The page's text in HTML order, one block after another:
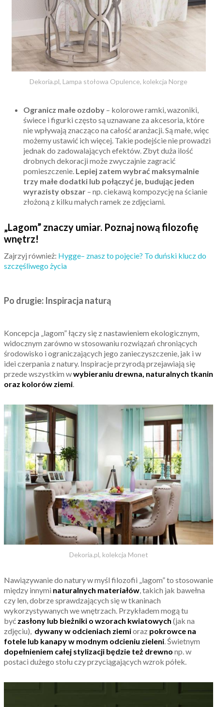
Dekoria.pl, Lampa stołowa Opulence, kolekcja Norge
Ogranicz małe ozdoby – kolorowe ramki, wazoniki,
świece i figurki często są uznawane za akcesoria, które
nie wpływają znacząco na całość aranżacji. Są małe, więc
możemy ustawić ich więcej. Takie podejście nie prowadzi
jednak do zadowalających efektów. Zbyt duża ilość
drobnych dekoracji może zwyczajnie zagracić
pomieszczenie. Lepiej zatem wybrać maksymalnie
trzy małe dodatki lub połączyć je, budując jeden
wyrazisty obszar – np. ciekawą kompozycję na ścianie
złożoną z kilku małych ramek ze zdjęciami.
„Lagom” znaczy umiar. Poznaj nową filozofię
wnętrz!
Zajrzyj również: Hygge– znasz to pojęcie? To duński klucz do
szczęśliwego życia
Po drugie: Inspiracja naturą
Koncepcja „lagom” łączy się z nastawieniem ekologicznym,
widocznym zarówno w stosowaniu rozwiązań chroniących
środowisko i ograniczających jego zanieczyszczenie, jak i w
idei czerpania z natury. Inspiracje przyrodą przejawiają się
przede wszystkim wwybieraniu drewna, naturalnych tkanin
oraz kolorów ziemi.
Dekoria.pl, kolekcja Monet
Nawiązywanie do natury w myśl filozofii „lagom” to stosowanie
między innymi naturalnych materiałów, takich jak bawełna
czy len, dobrze sprawdzających się w tkaninach
wykorzystywanych we wnętrzach. Przykładem mogą tu
być zasłony lub bieżniki o wzorach kwiatowych (jak na
zdjęciu), dywany w odcieniach ziemioraz pokrowce na
fotele lub kanapy w modnym odcieniu zieleni. Świetnym
dopełnieniem całej stylizacji będzie też drewno np. w
postaci dużego stołu czy przyciągających wzrok półek.